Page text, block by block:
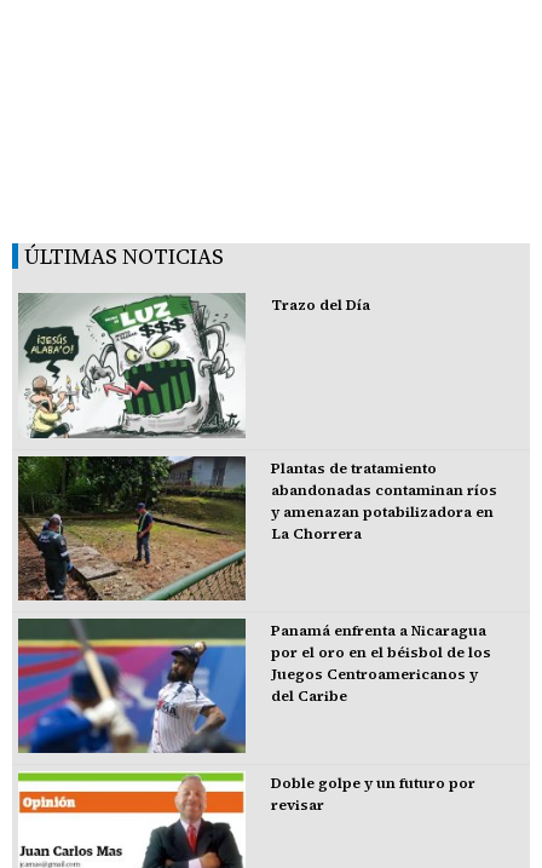
ÚLTIMAS NOTICIAS
Trazo del Día
Plantas de tratamiento
abandonadas contaminan ríos
y amenazan potabilizadora en
La Chorrera
Panamá enfrenta a Nicaragua
por el oro en el béisbol de los
Juegos Centroamericanos y
del Caribe
Doble golpe y un futuro por
revisar